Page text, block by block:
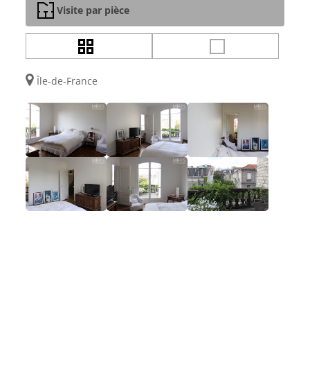
Visite par pièce
Île-de-France